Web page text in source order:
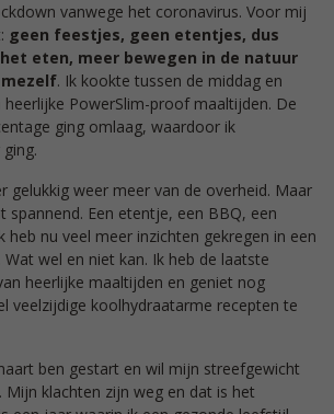
vanwege het coronavirus. Voor mij
geen feestjes, geen etentjes, dus
eten, meer bewegen in de natuur
. Ik kookte tussen de middag en
PowerSlim-proof maaltijden. De
ging omlaag, waardoor ik
gelukkig weer meer van de overheid. Maar
spannend. Een etentje, een BBQ, een
nu veel meer inzichten gekregen in een
wel en niet kan. Ik heb de laatste
heerlijke maaltijden en geniet nog
veelzijdige koolhydraatarme recepten te
ben gestart en wil mijn streefgewicht
Mijn klachten zijn weg en dat is het